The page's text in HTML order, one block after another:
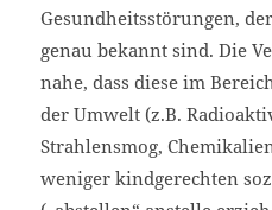
Gesundheitsstörungen,
genau bekannt sind. Die
nahe, dass diese im
der Umwelt (z.B.
Strahlensmog,
weniger kindgerechten